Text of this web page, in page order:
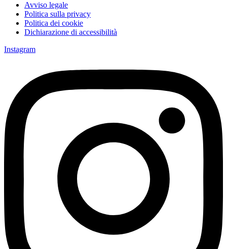
Avviso legale
Politica sulla privacy
Politica dei cookie
Dichiarazione di accessibilità
Instagram